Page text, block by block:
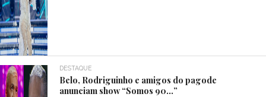
DESTAQUE
Belo, Rodriguinho e amigos do pagode
anunciam show “Somos 90…”